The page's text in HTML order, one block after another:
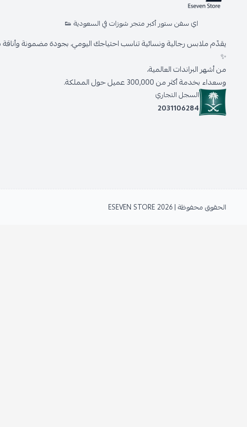
اي سفن ستور أكبر متجر شوزات في السعودية 👟
يقدّم ملابس رجالية ونسائية تناسب احتياجك اليومي، بجودة مضمونة وأناقة
✨
من أشهر البراندات العالمية،
وسعداء بخدمة أكثر من 300,000 عميل حول المملكة.
السجل التجاري
2031106284
الحقوق محفوظة | 2026 ESEVEN STORE